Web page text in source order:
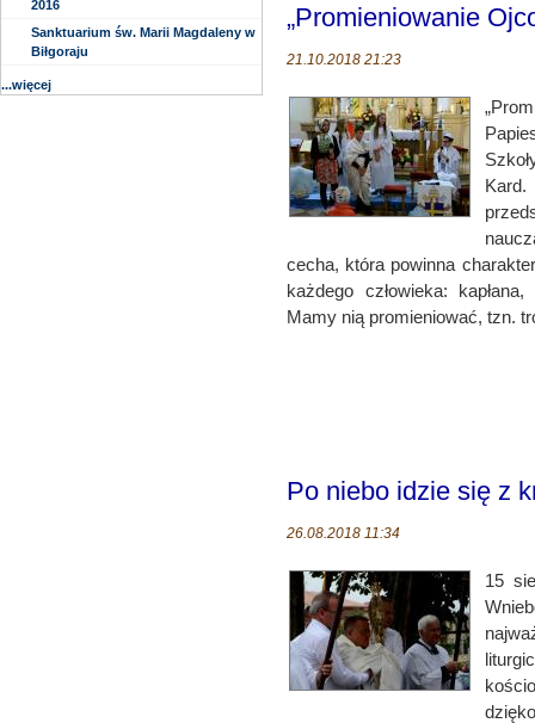
2016
Sanktuarium św. Marii Magdaleny w
Biłgoraju
...więcej
„Promieniowanie
21.10.2018 21:23
cecha, która powinna
każdego człowieka:
Mamy nią promieniować, tzn.
Po niebo idzie się z
26.08.2018 11:34
15